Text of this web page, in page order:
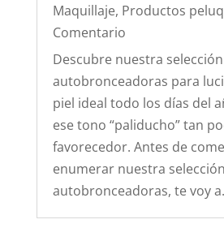
Maquillaje, Productos
Comentario
Descubre nuestra
autobronceadoras para
piel ideal todo los días del
ese tono “paliducho” tan
favorecedor. Antes de
enumerar nuestra
autobronceadoras, te voy